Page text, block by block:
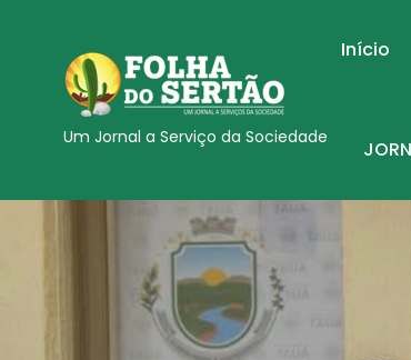
Um Jornal a Serviço da Sociedade
Início